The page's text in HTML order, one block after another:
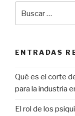
ENTRADAS
Qué es el corte
para la industria
El rol de los